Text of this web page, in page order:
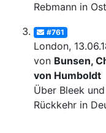
Rebmann in
#761
London,
von Bunsen,
von Humboldt
Über Bleek
Rückkehr in